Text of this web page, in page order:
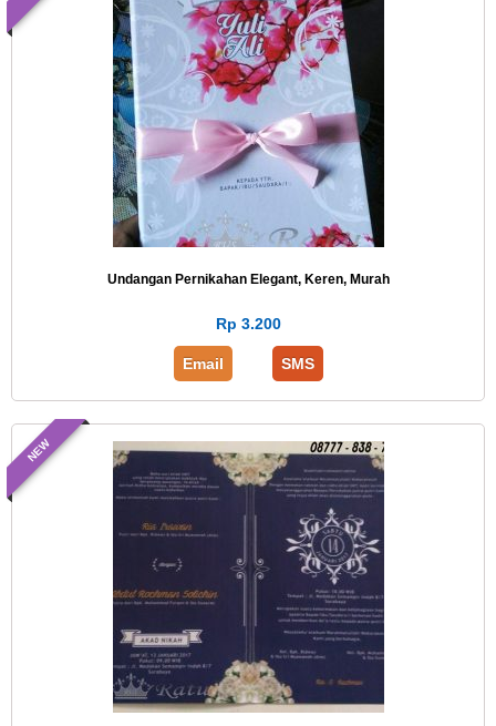
Undangan Pernikahan Elegant, Keren, Murah
Rp 3.200
Email SMS
NEW